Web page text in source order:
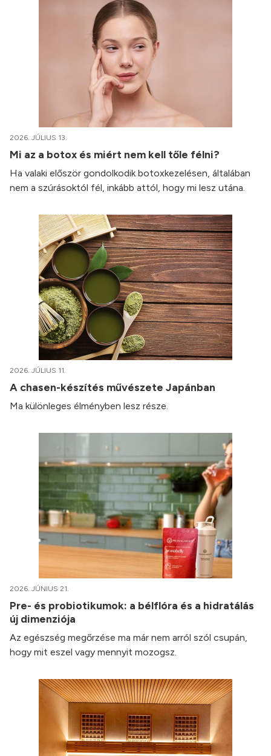
2026. JÚLIUS 13.
Mi az a botox és miért nem kell tőle félni?
Ha valaki először gondolkodik botoxkezelésen, általában
nem a szúrásoktól fél, inkább attól, hogy mi lesz utána.
2026. JÚLIUS 11.
A chasen-készítés művészete Japánban
Ma különleges élményben lesz része.
2026. JÚNIUS 21.
Pre- és probiotikumok: a bélflóra és a hidratálás
új dimenziója
Az egészség megőrzése ma már nem arról szól csupán,
hogy mit eszel vagy mennyit mozogsz.